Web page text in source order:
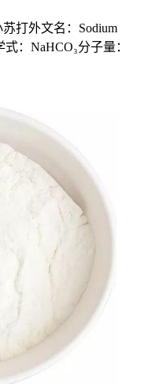
打外文名：Sodium
：NaHCO₃分子量：